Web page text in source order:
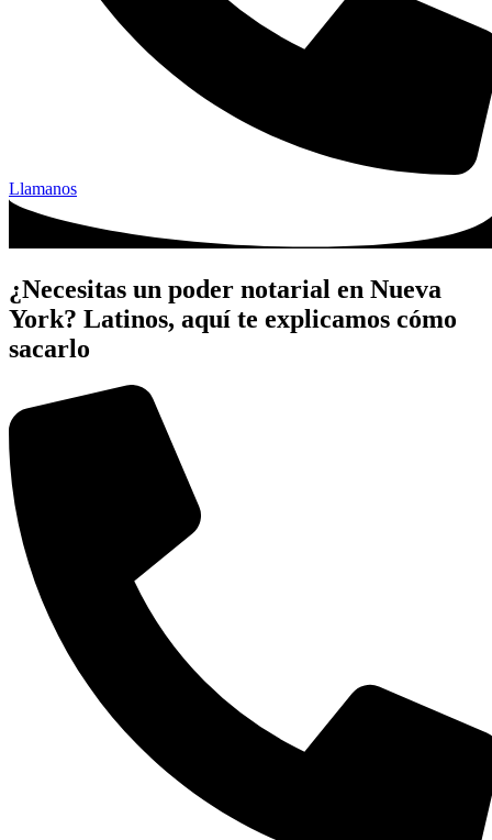
Llamanos
¿Necesitas un poder notarial en Nueva
York? Latinos, aquí te explicamos cómo
sacarlo